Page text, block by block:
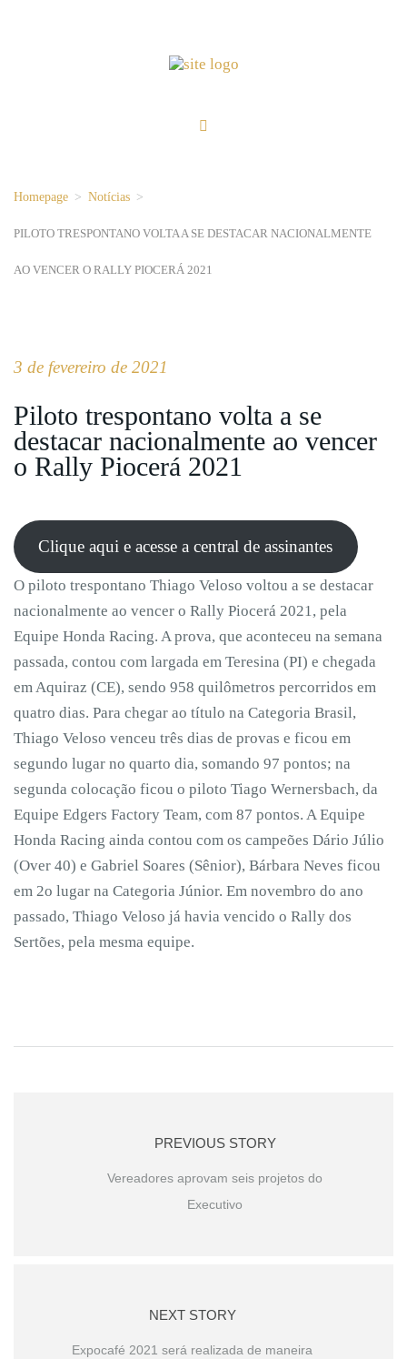
Homepage > Notícias >
PILOTO TRESPONTANO VOLTA A SE DESTACAR NACIONALMENTE
AO VENCER O RALLY PIOCERÁ 2021
3 de fevereiro de 2021
Piloto trespontano volta a se
destacar nacionalmente ao vencer
o Rally Piocerá 2021
Clique aqui e acesse a central de assinantes
O piloto trespontano Thiago Veloso voltou a se destacar
nacionalmente ao vencer o Rally Piocerá 2021, pela
Equipe Honda Racing. A prova, que aconteceu na semana
passada, contou com largada em Teresina (PI) e chegada
em Aquiraz (CE), sendo 958 quilômetros percorridos em
quatro dias. Para chegar ao título na Categoria Brasil,
Thiago Veloso venceu três dias de provas e ficou em
segundo lugar no quarto dia, somando 97 pontos; na
segunda colocação ficou o piloto Tiago Wernersbach, da
Equipe Edgers Factory Team, com 87 pontos. A Equipe
Honda Racing ainda contou com os campeões Dário Júlio
(Over 40) e Gabriel Soares (Sênior), Bárbara Neves ficou
em 2o lugar na Categoria Júnior. Em novembro do ano
passado, Thiago Veloso já havia vencido o Rally dos
Sertões, pela mesma equipe.
PREVIOUS STORY
Vereadores aprovam seis projetos do
Executivo
NEXT STORY
Expocafé 2021 será realizada de maneira